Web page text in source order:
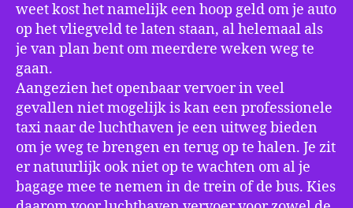
weet kost het namelijk een hoop geld om je auto
op het vliegveld te laten staan, al helemaal als
je van plan bent om meerdere weken weg te
gaan.
Aangezien het openbaar vervoer in veel
gevallen niet mogelijk is kan een professionele
taxi naar de luchthaven je een uitweg bieden
om je weg te brengen en terug op te halen. Je zit
er natuurlijk ook niet op te wachten om al je
bagage mee te nemen in de trein of de bus. Kies